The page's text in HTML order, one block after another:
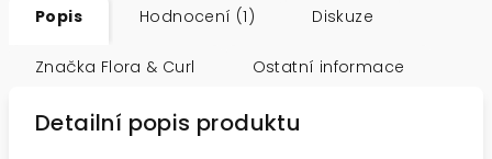
Popis Hodnocení (1) Diskuze
Značka Flora & Curl Ostatní informace
Detailní popis produktu